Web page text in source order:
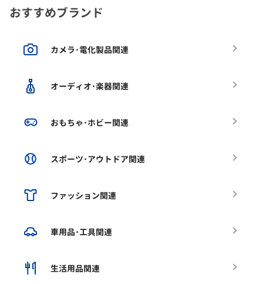
おすすめブランド
カメラ･電化製品関連
オーディオ･楽器関連
おもちゃ･ホビー関連
スポーツ･アウトドア関連
ファッション関連
車用品･工具関連
生活用品関連